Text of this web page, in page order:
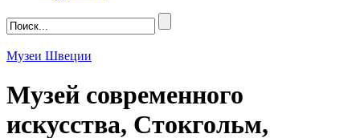
Музеи Швеции
Музей современного
искусства, Стокгольм,